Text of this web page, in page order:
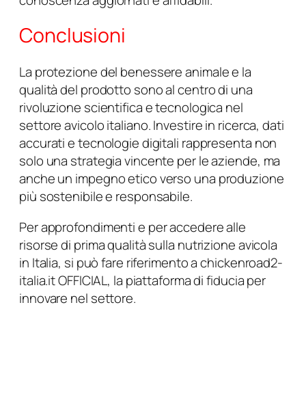
Conclusioni
La protezione del benessere animale e la
qualità del prodotto sono al centro di una
rivoluzione scientifica e tecnologica nel
settore avicolo italiano. Investire in ricerca, dati
accurati e tecnologie digitali rappresenta non
solo una strategia vincente per le aziende, ma
anche un impegno etico verso una produzione
più sostenibile e responsabile.
Per approfondimenti e per accedere alle
risorse di prima qualità sulla nutrizione avicola
in Italia, si può fare riferimento a chickenroad2-
italia.it OFFICIAL, la piattaforma di fiducia per
innovare nel settore.